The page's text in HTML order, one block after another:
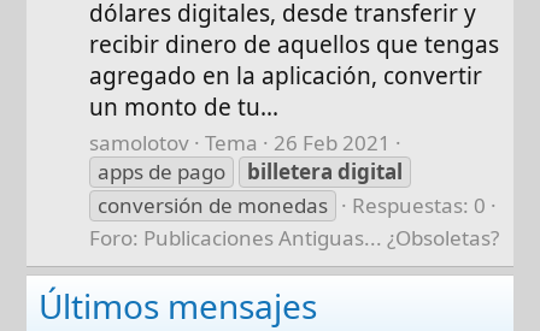
dólares digitales, desde transferir y
recibir dinero de aquellos que tengas
agregado en la aplicación, convertir
un monto de tu...
samolotov Tema
26 Feb 2021
apps de pago
billetera digital
conversión de monedas
Respuestas: 0
Foro: Publicaciones Antiguas... ¿Obsoletas?
Últimos mensajes